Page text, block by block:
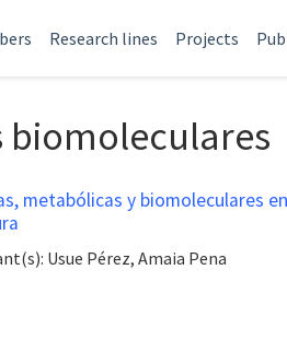
Research lines Projects
biomoleculares
metabólicas y biomoleculares
Usue Pérez, Amaia Pena